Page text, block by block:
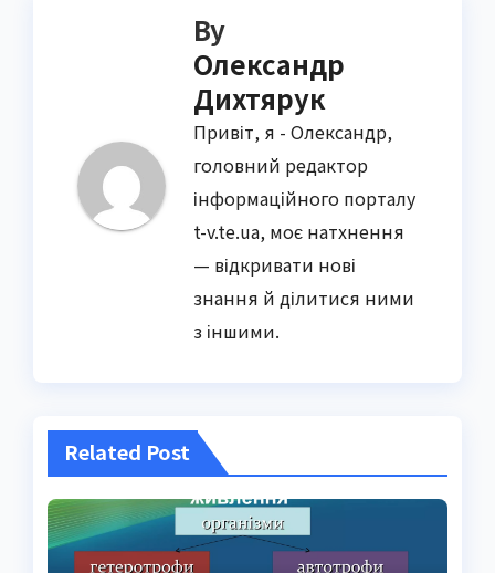
By
Олександр
Дихтярук
Привіт, я - Олександр,
головний редактор
інформаційного порталу
t-v.te.ua, моє натхнення
— відкривати нові
знання й ділитися ними
з іншими.
Related Post